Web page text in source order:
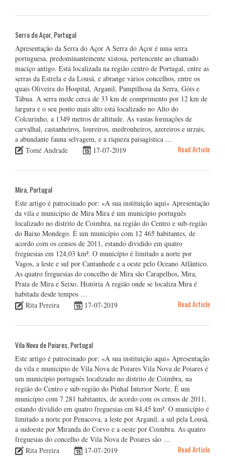
Serra do Açor, Portugal
Apresentação da Serra do Açor A Serra do Açor é uma serra
portuguesa, predominantemente xistosa, pertencente ao chamado
maciço antigo. Está localizada na região centro de Portugal, entre as
serras da Estrela e da Lousã, e abrange vários concelhos, entre os
quais Oliveira do Hospital, Arganil, Pampilhosa da Serra, Góis e
Tábua. A serra mede cerca de 33 km de comprimento por 12 km de
largura e o seu ponto mais alto está localizado no Alto do
Colcurinho, a 1349 metros de altitude. As vastas formações de
carvalhal, castanheiros, loureiros, medronheiros, azereiros e urzais,
a abundante fauna selvagem, e a riqueza paisagística …
Tomé Andrade
17-07-2019 Read Article
Mira, Portugal
Este artigo é patrocinado por: «A sua instituição aqui» Apresentação
da vila e município de Mira Mira é um município português
localizado no distrito de Coimbra, na região do Centro e sub-região
do Baixo Mondego. É um município com 12 465 habitantes, de
acordo com os censos de 2011, estando dividido em quatro
freguesias em 124,03 km². O município é limitado a norte por
Vagos, a leste e sul por Cantanhede e a oeste pelo Oceano Atlântico.
As quatro freguesias do concelho de Mira são Carapelhos, Mira,
Praia de Mira e Seixo. História A região onde se localiza Mira é
habitada desde tempos …
Rita Pereira
17-07-2019 Read Article
Vila Nova de Poiares, Portugal
Este artigo é patrocinado por: «A sua instituição aqui» Apresentação
da vila e município de Vila Nova de Poiares Vila Nova de Poiares é
um município português localizado no distrito de Coimbra, na
região do Centro e sub-região do Pinhal Interior Norte. É um
município com 7 281 habitantes, de acordo com os censos de 2011,
estando dividido em quatro freguesias em 84,45 km². O município é
limitado a norte por Penacova, a leste por Arganil, a sul pela Lousã,
a sudoeste por Miranda do Corvo e a oeste por Coimbra. As quatro
freguesias do concelho de Vila Nova de Poiares são …
Rita Pereira
17-07-2019 Read Article